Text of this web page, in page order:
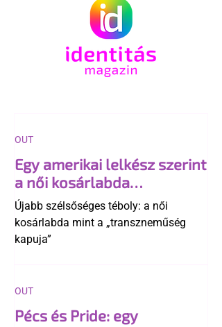
Egy amerikai lelkész szerint
a női kosárlabda
transzneműséghez vezet
Újabb szélsőséges téboly: a női
kosárlabda mint a „transzneműség
kapuja”
OUT
Pécs és Pride: egy
OUT